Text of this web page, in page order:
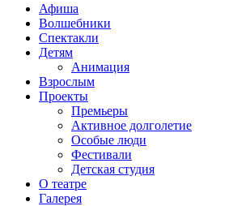
Афиша
Волшебники
Спектакли
Детям
Анимация
Взрослым
Проекты
Премьеры
Активное долголетие
Особые люди
Фестивали
Детская студия
О театре
Галерея